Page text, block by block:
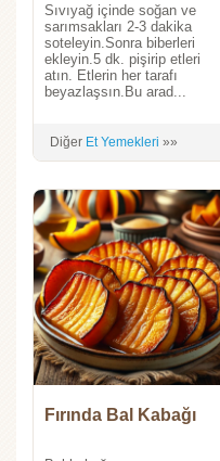
Sıvıyağ içinde soğan ve
sarımsakları 2-3 dakika
soteleyin.Sonra biberleri
ekleyin.5 dk. pişirip etleri
atın. Etlerin her tarafı
beyazlaşsın.Bu arad...
Diğer Et Yemekleri »»
Fırında Bal Kabağı